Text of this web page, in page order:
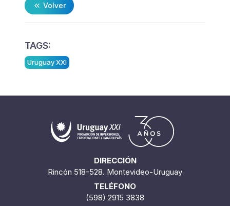
Volver
TAGS:
Uruguay XXI
DIRECCIÓN
Rincón 518-528. Montevideo-Uruguay
TELÉFONO
(598) 2915 3838